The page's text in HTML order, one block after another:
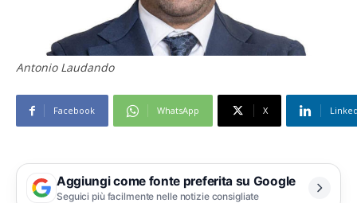
Antonio Laudando
Facebook WhatsApp X
Aggiungi come fonte preferita su Google
Seguici più facilmente nelle notizie consigliate